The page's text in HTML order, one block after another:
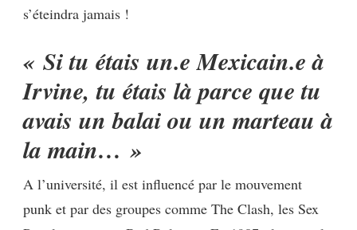
s’éteindra jamais !
« Si tu étais un.e Mexicain.e à
Irvine, tu étais là parce que tu
avais un balai ou un marteau à
la main… »
A l’université, il est influencé par le mouvement
punk et par des groupes comme The Clash, les Sex